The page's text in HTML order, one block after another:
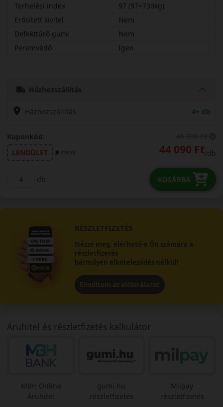
Terhelési index
97 (97=730kg)
Erősített kivitel
Nem
Defekttűrő gumi
Nem
Peremvédő
Igen
Házhozszállítás
Házhozszállítás 4+ db
Kuponkód:
LENDÜLET
másol 44 090 Ft/db
db KOSÁRBA
RÉSZLETFIZETÉS
Nézze meg, elérhető-e Ön számára a
részletfizetés
bármilyen elköteleződés nélkül!
Elindítom az előbírálatot
Áruhitel és részletfizetés kalkulátor
MBH Online
Áruhitel
gumi.hu
részletfizetés
Milpay
részletfizetés